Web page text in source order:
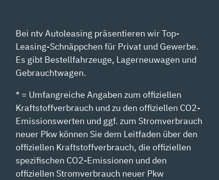
Bei ntv Autoleasing präsentieren wir Top-
Leasing-Schnäppchen für Privat und Gewerbe.
Es gibt Bestellfahrzeuge, Lagerneuwagen und
Gebrauchtwagen.
* = Umfangreiche Angaben zum offiziellen
Kraftstoffverbrauch und zu den offiziellen CO2-
Emissionswerten und ggf. zum Stromverbrauch
neuer Pkw können Sie dem Leitfaden über den
offiziellen Kraftstoffverbrauch, die offiziellen
spezifischen CO2-Emissionen und den
offiziellen Stromverbrauch neuer Pkw